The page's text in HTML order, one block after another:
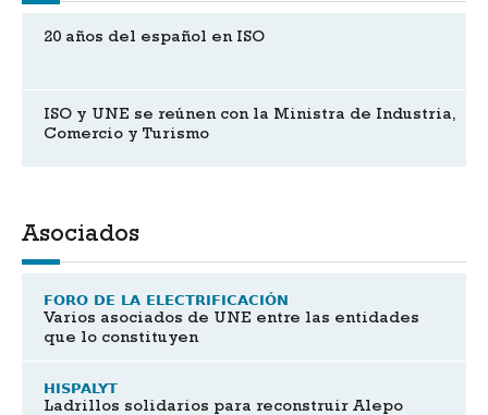
20 años del español en ISO
ISO y UNE se reúnen con la Ministra de Industria,
Comercio y Turismo
Asociados
FORO DE LA ELECTRIFICACIÓN
Varios asociados de UNE entre las entidades
que lo constituyen
HISPALYT
Ladrillos solidarios para reconstruir Alepo